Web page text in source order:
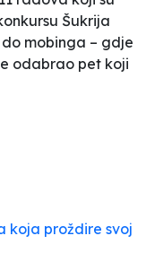
Šukrija
mobinga – gdje
odabrao pet koji
koja proždire svoj